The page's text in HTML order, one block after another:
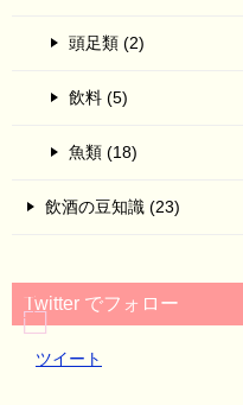
頭足類 (2)
飲料 (5)
魚類 (18)
飲酒の豆知識 (23)
Twitter でフォロー
ツイート